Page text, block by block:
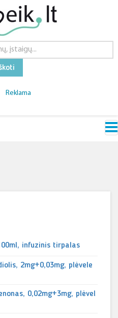
Reklama
infuzinis tirpalas
2mg+0,03mg, plėvele
0,02mg+3mg, plėvel